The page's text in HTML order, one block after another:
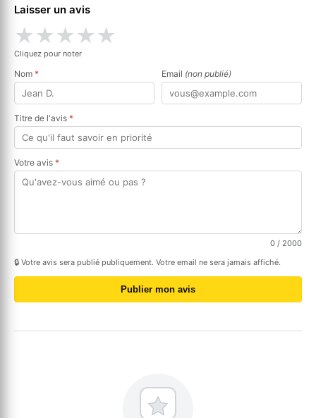
Laisser un avis
★★★★★
Cliquez pour noter
Nom * Email (non publié)
Titre de l'avis *
Votre avis *
0 / 2000
🔒 Votre avis sera publié publiquement. Votre email ne sera jamais affiché.
Publier mon avis